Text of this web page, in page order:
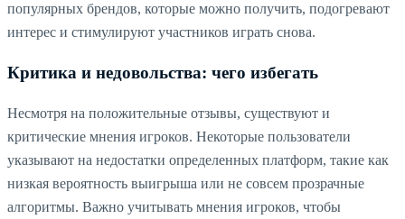
популярных брендов, которые можно получить, подогревают
интерес и стимулируют участников играть снова.
Критика и недовольства: чего избегать
Несмотря на положительные отзывы, существуют и
критические мнения игроков. Некоторые пользователи
указывают на недостатки определенных платформ, такие как
низкая вероятность выигрыша или не совсем прозрачные
алгоритмы. Важно учитывать мнения игроков, чтобы